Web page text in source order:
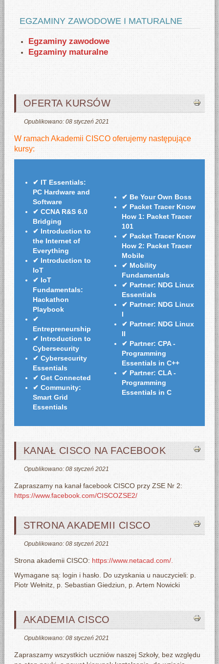
EGZAMINY ZAWODOWE I MATURALNE
Egzaminy zawodowe
Egzaminy maturalne
OFERTA KURSÓW
Opublikowano: 08 styczeń 2021
W ramach Akademii CISCO oferujemy następujące
kursy:
✔ IT Essentials:
PC Hardware and
Software
✔ CCNA R&S 6.0
Bridging
✔ Introduction to
the Internet of
Everything
✔ Introduction to
IoT
✔ IoT
Fundamentals:
Hackathon
Playbook
✔
Entrepreneurship
✔ Introduction to
Cybersecurity
✔ Cybersecurity
Essentials
✔ Get Connected
✔ Community:
Smart Grid
Essentials
✔ Be Your Own Boss
✔ Packet Tracer Know
How 1: Packet Tracer
101
✔ Packet Tracer Know
How 2: Packet Tracer
Mobile
✔ Mobility
Fundamentals
✔ Partner: NDG Linux
Essentials
✔ Partner: NDG Linux
✔ Partner: NDG Linux
✔ Partner: CPA -
Programming
Essentials in C++
✔ Partner: CLA -
Programming
Essentials in C
KANAŁ CISCO NA FACEBOOK
Opublikowano: 08 styczeń 2021
Zapraszamy na kanał facebook CISCO przy ZSE Nr 2:
https://www.facebook.com/CISCOZSE2/
STRONA AKADEMII CISCO
Opublikowano: 08 styczeń 2021
Strona akademii CISCO: https://www.netacad.com/.
Wymagane są: login i hasło. Do uzyskania u nauczycieli: p.
Piotr Wełnitz, p. Sebastian Giedziun, p. Artem Nowicki
AKADEMIA CISCO
Opublikowano: 08 styczeń 2021
Zapraszamy wszystkich uczniów naszej Szkoły, bez względu